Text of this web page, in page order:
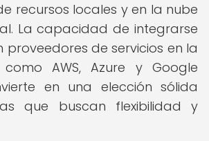
recursos locales y en la nube
La capacidad de integrarse
proveedores de servicios en la
AWS, Azure y Google
en una elección sólida
que buscan flexibilidad y